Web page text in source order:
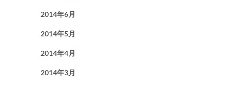
2014年6月
2014年5月
2014年4月
2014年3月